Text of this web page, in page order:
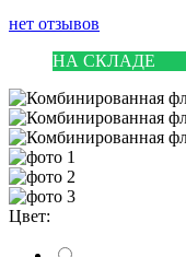
нет отзывов
НА СКЛАДЕ
Цвет: